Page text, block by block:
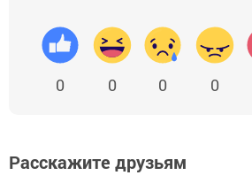
0 0 0 0
Расскажите друзьям